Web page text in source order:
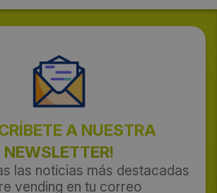
A NUESTRA
NEWSLETTER!
las noticias más destacadas
vending en tu correo